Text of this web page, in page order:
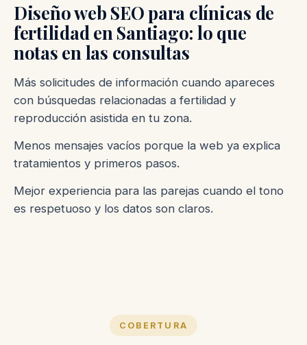
Diseño web SEO para clínicas de
fertilidad en Santiago: lo que
notas en las consultas
Más solicitudes de información cuando apareces
con búsquedas relacionadas a fertilidad y
reproducción asistida en tu zona.
Menos mensajes vacíos porque la web ya explica
tratamientos y primeros pasos.
Mejor experiencia para las parejas cuando el tono
es respetuoso y los datos son claros.
COBERTURA